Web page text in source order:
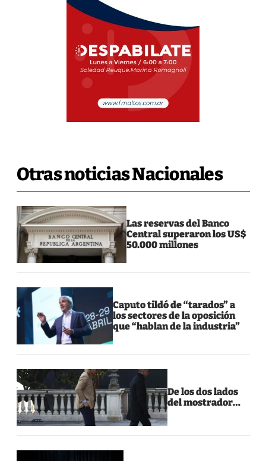
Otras noticias Nacionales
Las reservas del Banco
Central superaron los US$
50.000 millones
Caputo tildó de “tarados” a
los sectores de la oposición
que “hablan de la industria”
De los dos lados
del mostrador…